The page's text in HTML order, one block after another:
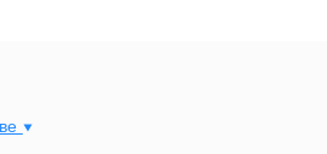
вы гарантированно получаете
техники и качественный
обслуживания.